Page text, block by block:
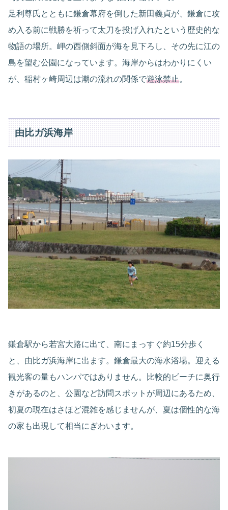
足利尊氏とともに鎌倉幕府を倒した新田義貞が、鎌倉に攻
め入る前に戦勝を祈って太刀を投げ入れたという歴史的な
物語の場所。岬の西側斜面が海を見下ろし、その先に江の
島を望む公園になっています。海岸からはわかりにくい
が、稲村ヶ崎周辺は潮の流れの関係で遊泳禁止。
由比ガ浜海岸
鎌倉駅から若宮大路に出て、南にまっすぐ約15分歩く
と、由比ガ浜海岸に出ます。鎌倉最大の海水浴場。迎える
観光客の量もハンパではありません。比較的ビーチに奥行
きがあるのと、公園など訪問スポットが周辺にあるため、
初夏の現在はさほど混雑を感じませんが、夏は個性的な海
の家も出現して相当にぎわいます。